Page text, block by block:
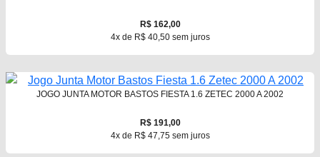
R$ 162,00
4x de R$ 40,50 sem juros
JOGO JUNTA MOTOR BASTOS FIESTA 1.6 ZETEC 2000 A 2002
R$ 191,00
4x de R$ 47,75 sem juros